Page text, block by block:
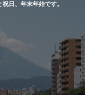
日、年末年始です。